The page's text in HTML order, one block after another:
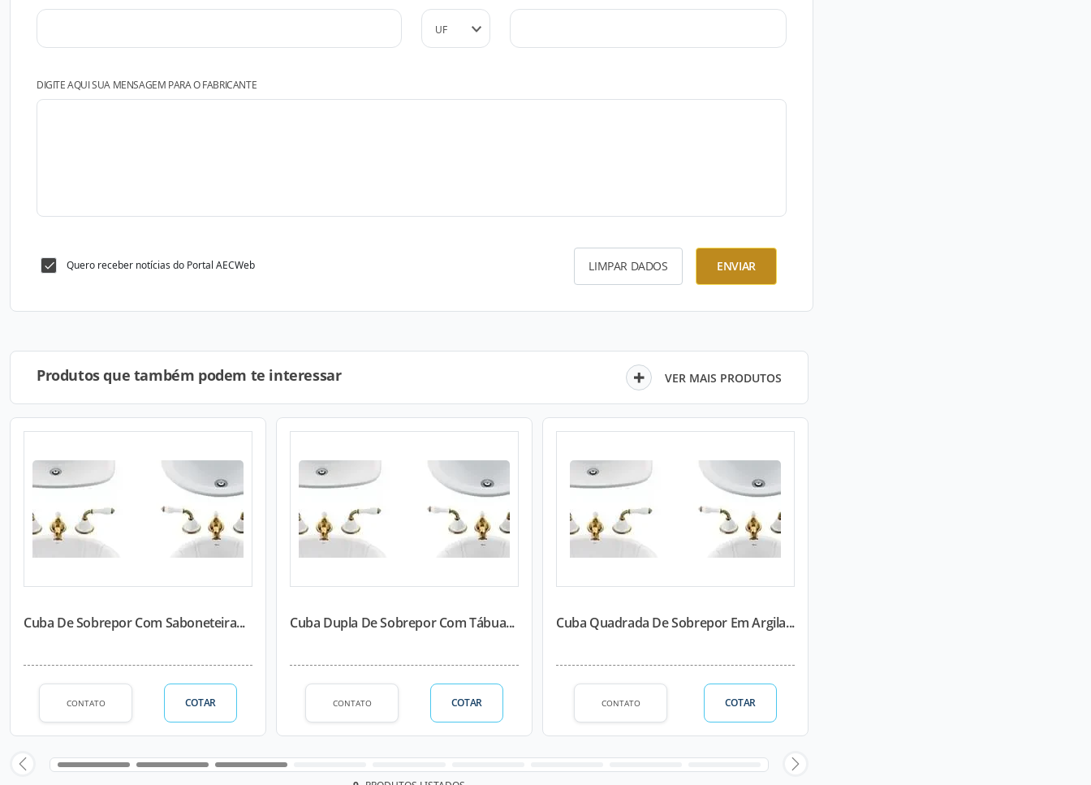
DIGITE AQUI SUA MENSAGEM PARA O FABRICANTE
Quero receber notícias do Portal AECWeb LIMPAR DADOS ENVIAR
Produtos que também podem te interessar VER MAIS PRODUTOS
Cuba De Sobrepor Com Saboneteira...
CONTATO COTAR
Cuba Dupla De Sobrepor Com Tábua...
CONTATO COTAR
Cuba Quadrada De Sobrepor Em Argila...
CONTATO COTAR